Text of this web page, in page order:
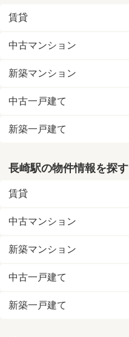
賃貸
中古マンション
新築マンション
中古一戸建て
新築一戸建て
長崎駅の物件情報を探す
賃貸
中古マンション
新築マンション
中古一戸建て
新築一戸建て